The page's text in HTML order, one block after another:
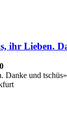
ihr Lieben.
Danke und tschüs»